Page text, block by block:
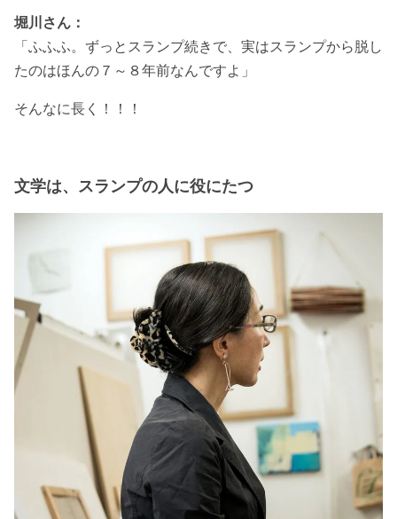
堀川さん：
「ふふふ。ずっとスランプ続きで、実はスランプから脱し
たのはほんの７～８年前なんですよ」
そんなに長く！！！
文学は、スランプの人に役にたつ